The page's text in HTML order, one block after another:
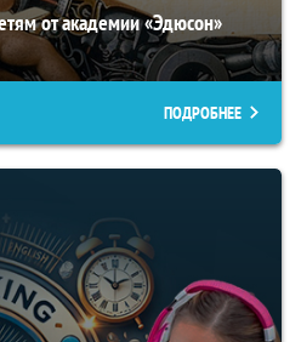
от академии «Эдюсон»
ПОДРОБНЕЕ